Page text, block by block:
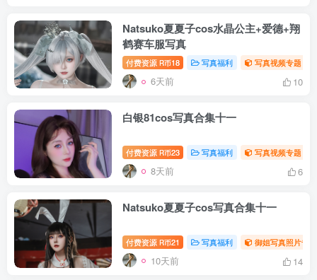
Natsuko夏夏子cos水晶公主+爱德+翔
鹤赛车服写真
付费资源 R币18 写真福利 写真视频专题
6天前 10
白银81cos写真合集十一
付费资源 R币23 写真福利 写真视频专题
8天前 6
Natsuko夏夏子cos写真合集十一
付费资源 R币21 写真福利 御姐写真照片专题
10天前 14